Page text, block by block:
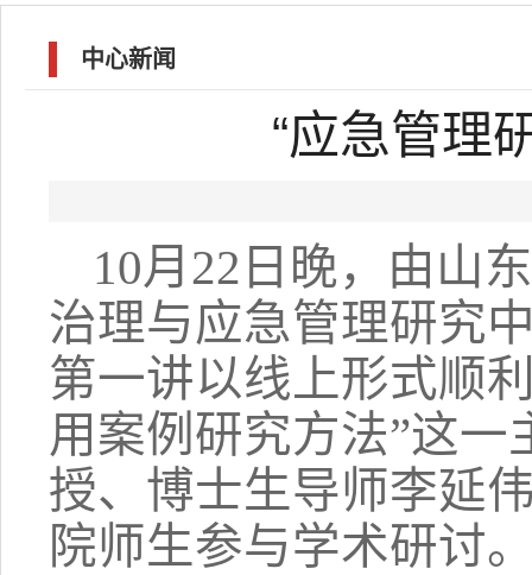
中心新闻
“应急管理
10月 22 日晚，由山
治理与应急管理研究
第一讲以线上形式顺
用案例研究方法”这
授、博士生导师李延
院师生参与学术研讨